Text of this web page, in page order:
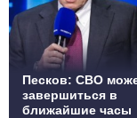
Песков: СВО
завершиться в
ближайшие часы